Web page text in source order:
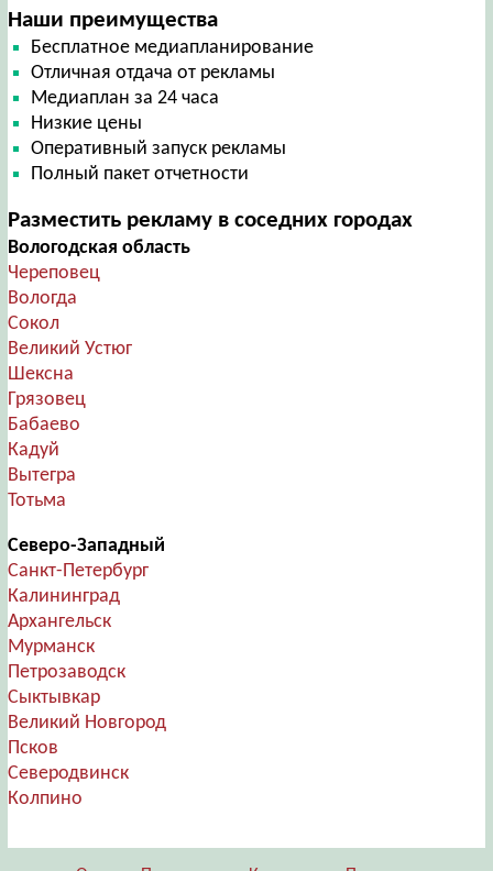
Наши преимущества
Бесплатное медиапланирование
Отличная отдача от рекламы
Медиаплан за 24 часа
Низкие цены
Оперативный запуск рекламы
Полный пакет отчетности
Разместить рекламу в соседних городах
Вологодская область
Череповец
Вологда
Сокол
Великий Устюг
Шексна
Грязовец
Бабаево
Кадуй
Вытегра
Тотьма
Северо-Западный
Санкт-Петербург
Калининград
Архангельск
Мурманск
Петрозаводск
Сыктывкар
Великий Новгород
Псков
Северодвинск
Колпино